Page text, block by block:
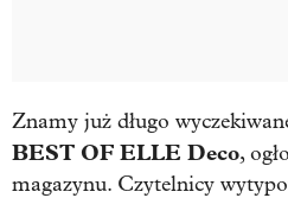
Znamy już długo
BEST OF ELLE Deco,
magazynu. Czytelnicy